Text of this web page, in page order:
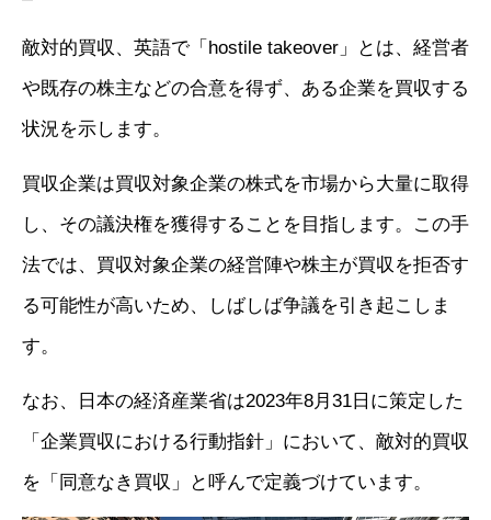
敵対的買収、英語で「hostile takeover」とは、経営者
や既存の株主などの合意を得ず、ある企業を買収する
状況を示します。
買収企業は買収対象企業の株式を市場から大量に取得
し、その議決権を獲得することを目指します。この手
法では、買収対象企業の経営陣や株主が買収を拒否す
る可能性が高いため、しばしば争議を引き起こしま
す。
なお、日本の経済産業省は2023年8月31日に策定した
「企業買収における行動指針」において、敵対的買収
を「同意なき買収」と呼んで定義づけています。